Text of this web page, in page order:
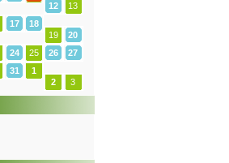
12
13
17
18
19
20
24 25 26
27
31
1
2
3